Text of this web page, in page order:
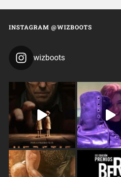
INSTAGRAM @WIZBOOTS
wizboots